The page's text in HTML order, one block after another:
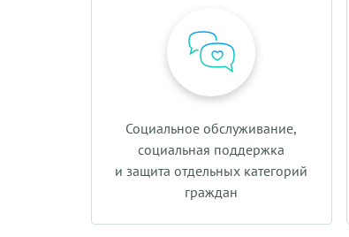
Социальное обслуживание,
социальная поддержка
и защита отдельных категорий
граждан